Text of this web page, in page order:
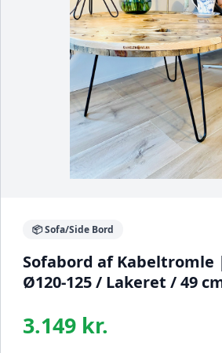
📦 Sofa/Side Bord
Sofabord af Kabeltromle
Ø120-125 / Lakeret / 49
3.149 kr.